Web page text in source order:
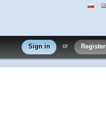
Sign in or Register